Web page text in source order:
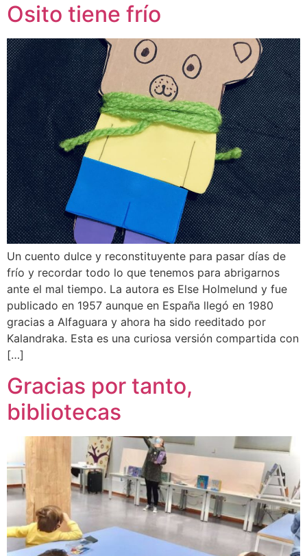
Osito tiene frío
Un cuento dulce y reconstituyente para pasar días de
frío y recordar todo lo que tenemos para abrigarnos
ante el mal tiempo. La autora es Else Holmelund y fue
publicado en 1957 aunque en España llegó en 1980
gracias a Alfaguara y ahora ha sido reeditado por
Kalandraka. Esta es una curiosa versión compartida con
[…]
Gracias por tanto,
bibliotecas